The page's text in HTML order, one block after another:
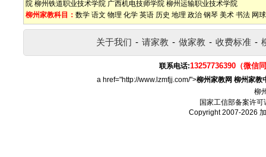
院 柳州铁道职业技术学院 广西机电技师学院 柳州运输职业技术学院
柳州家教科目： 数学 语文 物理 化学 英语 历史 地理 政治 钢琴 美术 书法 网球
关于我们 - 请家教 - 做家教 - 收费标准 -
联系电话:13257736390（微信
a href="http://www.lzmfjj.com/">柳州家教网 柳州家教
柳
国家工信部备案许可
Copyright 2007-2026